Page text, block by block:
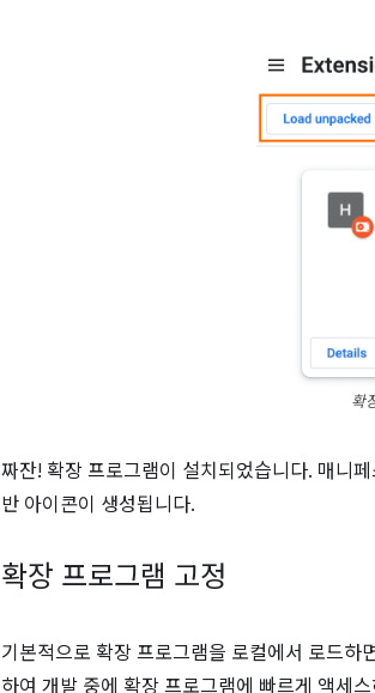
확
짜잔! 확장 프로그램이 설치되었습니다. 매니
반 아이콘이 생성됩니다.
확장 프로그램 고정
기본적으로 확장 프로그램을 로컬에서 로드하
하여 개발 중에 확장 프로그램에 빠르게 액세